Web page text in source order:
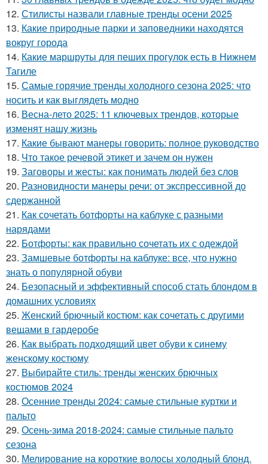
12. Стилисты назвали главные тренды осени 2025
13. Какие природные парки и заповедники находятся
вокруг города
14. Какие маршруты для пеших прогулок есть в Нижнем
Тагиле
15. Самые горячие тренды холодного сезона 2025: что
носить и как выглядеть модно
16. Весна-лето 2025: 11 ключевых трендов, которые
изменят нашу жизнь
17. Какие бывают манеры говорить: полное руководство
18. Что такое речевой этикет и зачем он нужен
19. Заговоры и жесты: как понимать людей без слов
20. Разновидности манеры речи: от экспрессивной до
сдержанной
21. Как сочетать ботфорты на каблуке с разными
нарядами
22. Ботфорты: как правильно сочетать их с одеждой
23. Замшевые ботфорты на каблуке: все, что нужно
знать о популярной обуви
24. Безопасный и эффективный способ стать блондом в
домашних условиях
25. Женский брючный костюм: как сочетать с другими
вещами в гардеробе
26. Как выбрать подходящий цвет обуви к синему
женскому костюму
27. Выбирайте стиль: тренды женских брючных
костюмов 2024
28. Осенние тренды 2024: самые стильные куртки и
пальто
29. Осень-зима 2018-2024: самые стильные пальто
сезона
30. Мелирование на короткие волосы холодный блонд.